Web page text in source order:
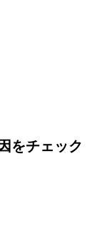
をチェック